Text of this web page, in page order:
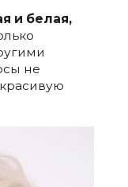
и белая,
не